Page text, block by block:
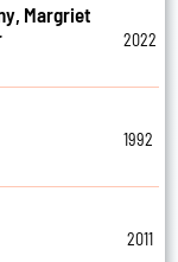
Margriet
2022
1992
2011